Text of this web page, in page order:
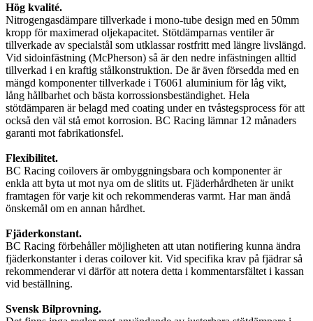
Hög kvalité.
Nitrogengasdämpare tillverkade i mono-tube design med en 50mm
kropp för maximerad oljekapacitet. Stötdämparnas ventiler är
tillverkade av specialstål som utklassar rostfritt med längre livslängd.
Vid sidoinfästning (McPherson) så är den nedre infästningen alltid
tillverkad i en kraftig stålkonstruktion. De är även försedda med en
mängd komponenter tillverkade i T6061 aluminium för låg vikt,
lång hållbarhet och bästa korrossionsbeständighet. Hela
stötdämparen är belagd med coating under en tvåstegsprocess för att
också den väl stå emot korrosion. BC Racing lämnar 12 månaders
garanti mot fabrikationsfel.
Flexibilitet.
BC Racing coilovers är ombyggningsbara och komponenter är
enkla att byta ut mot nya om de slitits ut. Fjäderhårdheten är unikt
framtagen för varje kit och rekommenderas varmt. Har man ändå
önskemål om en annan hårdhet.
Fjäderkonstant.
BC Racing förbehåller möjligheten att utan notifiering kunna ändra
fjäderkonstanter i deras coilover kit. Vid specifika krav på fjädrar så
rekommenderar vi därför att notera detta i kommentarsfältet i kassan
vid beställning.
Svensk Bilprovning.